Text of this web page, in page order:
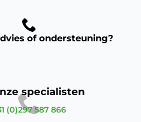
of ondersteuning?
specialisten
(0)297 587 866